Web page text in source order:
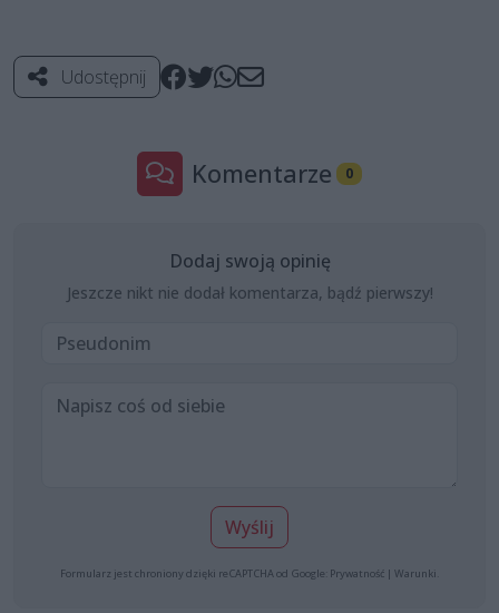
Udostępnij
Komentarze 0
Dodaj swoją opinię
Jeszcze nikt nie dodał komentarza, bądź pierwszy!
Wyślij
Formularz jest chroniony dzięki reCAPTCHA od Google: Prywatność | Warunki